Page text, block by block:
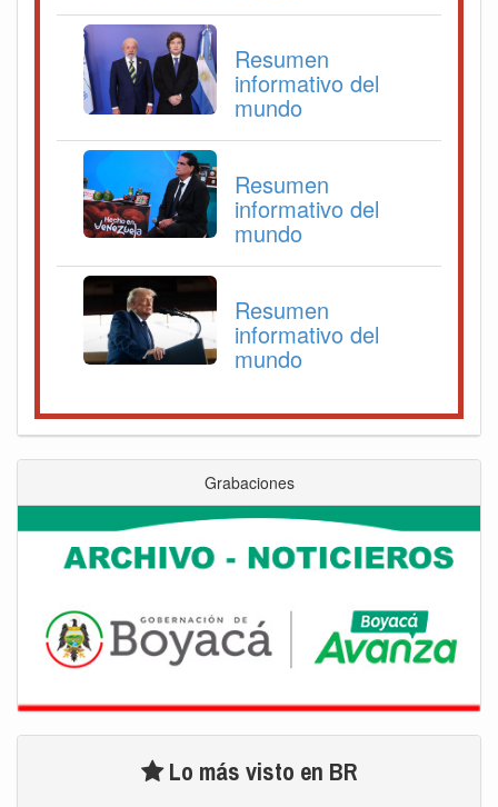
Resumen
informativo del
mundo
Resumen
informativo del
mundo
Resumen
informativo del
mundo
Grabaciones
Lo más visto en BR